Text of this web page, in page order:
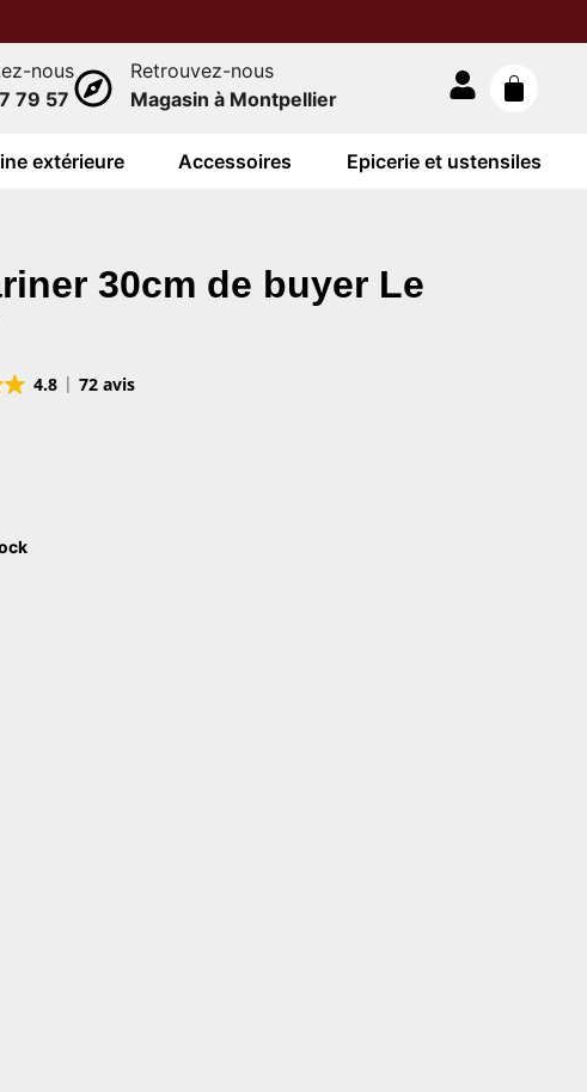
nous
79 57
Retrouvez-nous
Magasin à Montpellier
extérieure Accessoires Epicerie et ustensiles
30cm de buyer Le
4.8 72 avis